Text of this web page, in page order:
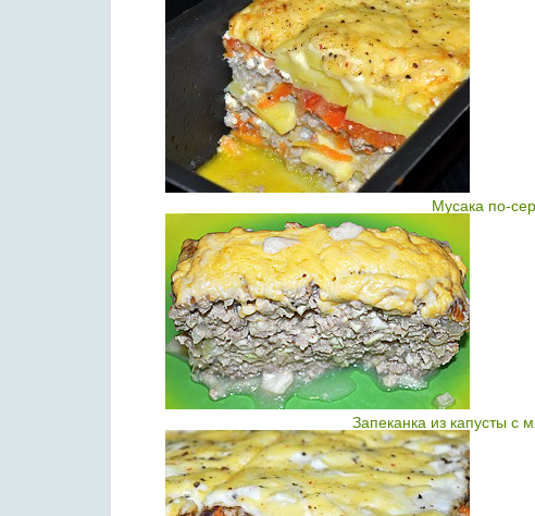
Мусака по-
Запеканка из капусты